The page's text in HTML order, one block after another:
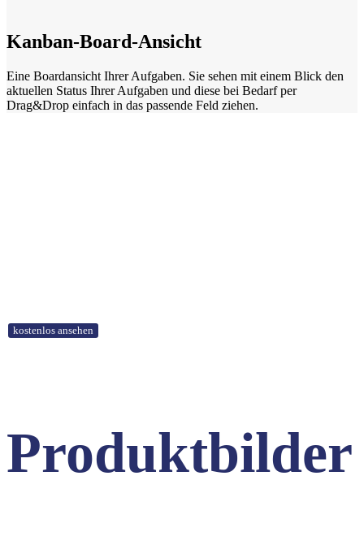
Kanban-Board-Ansicht
Eine Boardansicht Ihrer Aufgaben. Sie sehen mit einem Blick den
aktuellen Status Ihrer Aufgaben und diese bei Bedarf per
Drag&Drop einfach in das passende Feld ziehen.
kostenlos ansehen
Produktbilder